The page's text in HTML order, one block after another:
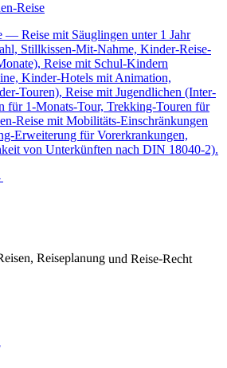
Reise
— Reise mit Säuglingen unter 1 Jahr
Stillkissen-Mit-Nahme, Kinder-Reise-
Reise mit Schul-Kindern
Kinder-Hotels mit Animation,
Touren), Reise mit Jugendlichen (Inter-
für 1-Monats-Tour, Trekking-Touren für
Reise mit Mobilitäts-Einschränkungen
Erweiterung für Vorerkrankungen,
von Unterkünften nach DIN 18040-2).
Reiseplanung und Reise-Recht